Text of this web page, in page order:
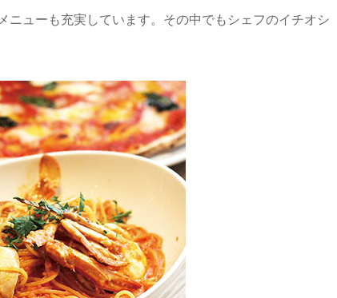
ニューも充実しています。その中でもシェフのイチオシ